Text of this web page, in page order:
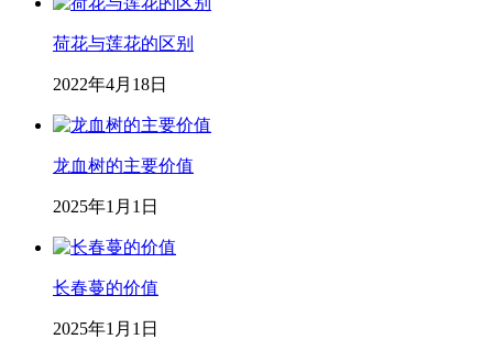
荷花与莲花的区别
2022年4月18日
龙血树的主要价值
2025年1月1日
长春蔓的价值
2025年1月1日